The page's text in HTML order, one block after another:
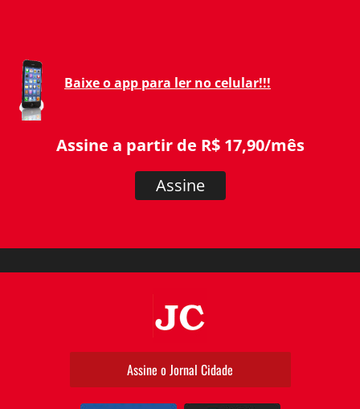
Baixe o app para ler no celular!!!
Assine a partir de R$ 17,90/mês
Assine
Assine o Jornal Cidade